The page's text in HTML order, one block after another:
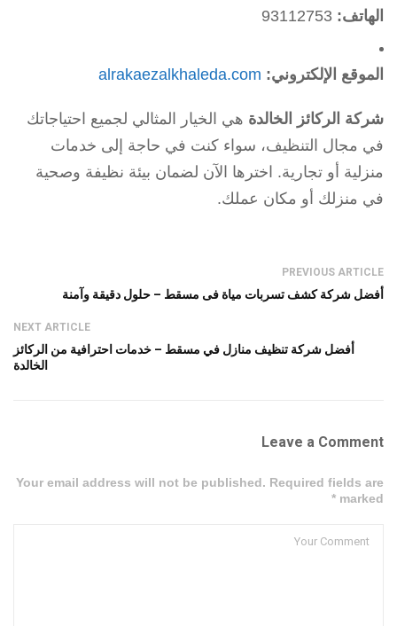
الهاتف:
الموقع الإلكتروني: alrakaezalkhaleda.com
شركة الركائز الخالدة هي الخيار المثالي لجميع احتياجاتك
في مجال التنظيف، سواء كنت في حاجة إلى خدمات
منزلية أو تجارية. اخترها الآن لضمان بيئة نظيفة وصحية
في منزلك أو مكان عملك.
PREVIOUS ARTICLE
أفضل شركة كشف تسربات مياة فى مسقط – حلول دقيقة وآمنة
NEXT ARTICLE
أفضل شركة تنظيف منازل في مسقط – خدمات احترافية من الركائز
الخالدة
Leave a Comment
Your email address will not be published. Required fields are
marked *